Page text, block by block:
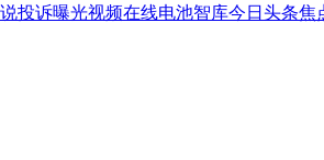
投诉曝光视频在线电池智库今日头条焦